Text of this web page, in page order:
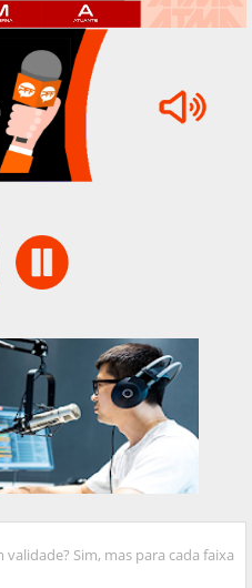
validade? Sim, mas para cada faixa